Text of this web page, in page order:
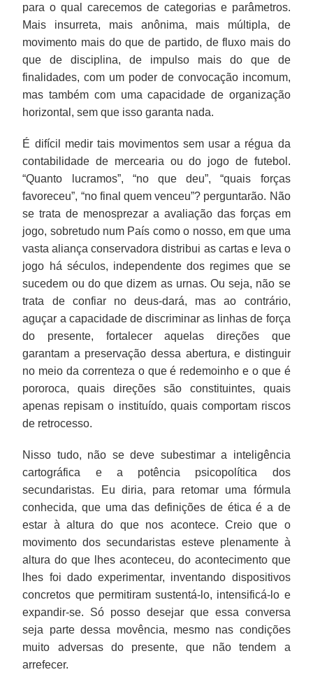
para o qual carecemos de categorias e parâmetros.
Mais insurreta, mais anônima, mais múltipla, de
movimento mais do que de partido, de fluxo mais do
que de disciplina, de impulso mais do que de
finalidades, com um poder de convocação incomum,
mas também com uma capacidade de organização
horizontal, sem que isso garanta nada.
É difícil medir tais movimentos sem usar a régua da
contabilidade de mercearia ou do jogo de futebol.
“Quanto lucramos”, “no que deu”, “quais forças
favoreceu”, “no final quem venceu”? perguntarão. Não
se trata de menosprezar a avaliação das forças em
jogo, sobretudo num País como o nosso, em que uma
vasta aliança conservadora distribui as cartas e leva o
jogo há séculos, independente dos regimes que se
sucedem ou do que dizem as urnas. Ou seja, não se
trata de confiar no deus-dará, mas ao contrário,
aguçar a capacidade de discriminar as linhas de força
do presente, fortalecer aquelas direções que
garantam a preservação dessa abertura, e distinguir
no meio da correnteza o que é redemoinho e o que é
pororoca, quais direções são constituintes, quais
apenas repisam o instituído, quais comportam riscos
de retrocesso.
Nisso tudo, não se deve subestimar a inteligência
cartográfica e a potência psicopolítica dos
secundaristas. Eu diria, para retomar uma fórmula
conhecida, que uma das definições de ética é a de
estar à altura do que nos acontece. Creio que o
movimento dos secundaristas esteve plenamente à
altura do que lhes aconteceu, do acontecimento que
lhes foi dado experimentar, inventando dispositivos
concretos que permitiram sustentá-lo, intensificá-lo e
expandir-se. Só posso desejar que essa conversa
seja parte dessa movência, mesmo nas condições
muito adversas do presente, que não tendem a
arrefecer.